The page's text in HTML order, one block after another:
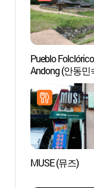
Pueblo
Andong (안동민
MUSE (뮤즈)